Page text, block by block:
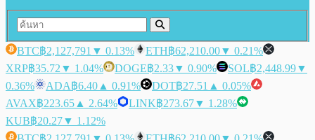
BTC฿2,127,791 ▼ 0.13% ETH฿62,210.00▼ 0.21%
XRP฿35.72 ▼ 1.04% DOGE฿2.33▼ 0.90% SOL฿2,448.99▼
0.36%
ADA฿6.40 ▲ 0.91% DOT฿27.51 ▲ 0.05%
AVAX฿223.65 ▲ 2.64% LINK฿273.67▼ 1.28%
KUB฿20.27▼ 1.12%